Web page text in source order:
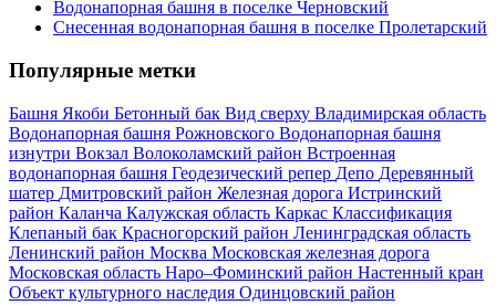
Водонапорная башня в поселке Черновский
Снесенная водонапорная башня в поселке Пролетарский
Популярные метки
Башня Якоби Бетонный бак Вид сверху Владимирская область
Водонапорная башня Рожновского Водонапорная башня
изнутри Вокзал Волоколамский район Встроенная
водонапорная башня Геодезический репер Депо Деревянный
шатер Дмитровский район Железная дорога Истринский
район Каланча Калужская область Каркас Классификация
Клепаный бак Красногорский район Ленинградская область
Ленинский район Москва Московская железная дорога
Московская область Наро–Фоминский район Настенный кран
Объект культурного наследия Одинцовский район